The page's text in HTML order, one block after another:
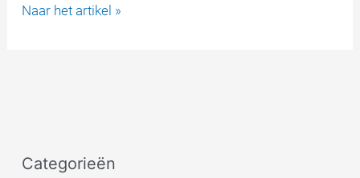
Facebook-
van
Naar het artikel »
Categorieën